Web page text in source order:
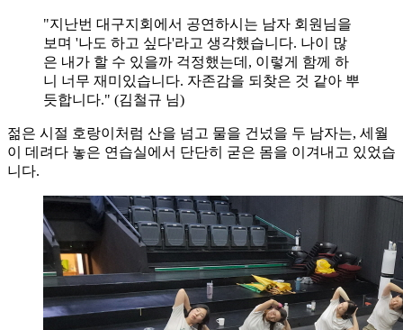
"지난번 대구지회에서 공연하시는 남자 회원님을
보며 '나도 하고 싶다'라고 생각했습니다. 나이 많
은 내가 할 수 있을까 걱정했는데, 이렇게 함께 하
니 너무 재미있습니다. 자존감을 되찾은 것 같아 뿌
듯합니다." (김철규 님)
젊은 시절 호랑이처럼 산을 넘고 물을 건넜을 두 남자는, 세월
이 데려다 놓은 연습실에서 단단히 굳은 몸을 이겨내고 있었습
니다.